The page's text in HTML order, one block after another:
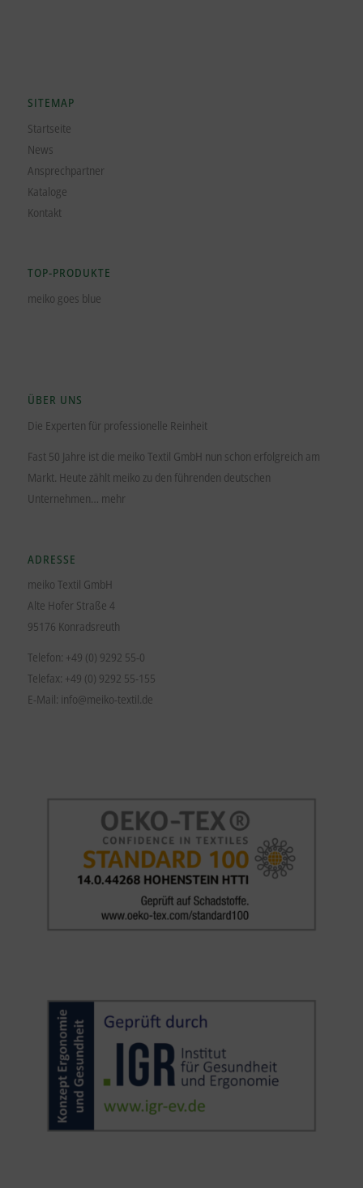
SITEMAP
Startseite
News
Ansprechpartner
Kataloge
Kontakt
TOP-PRODUKTE
meiko goes blue
ÜBER UNS
Die Experten für professionelle Reinheit
Fast 50 Jahre ist die meiko Textil GmbH nun schon erfolgreich am
Markt. Heute zählt meiko zu den führenden deutschen
Unternehmen… mehr
ADRESSE
meiko Textil GmbH
Alte Hofer Straße 4
95176 Konradsreuth
Telefon: +49 (0) 9292 55-0
Telefax: +49 (0) 9292 55-155
E-Mail: info@meiko-textil.de